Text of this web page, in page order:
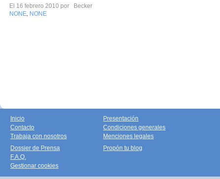
El 16 febrero 2010 por
Becker
NONE NONE
Inicio
Contacto
Trabaja con nosotros
Presentación
Condiciones generales
Menciones legales
Dossier de Prensa
F.A.Q.
Gestionar cookies
Propón tu blog